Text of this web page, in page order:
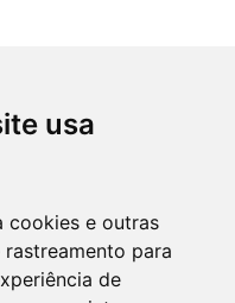
usa
cookies e outras
para
de
SUL